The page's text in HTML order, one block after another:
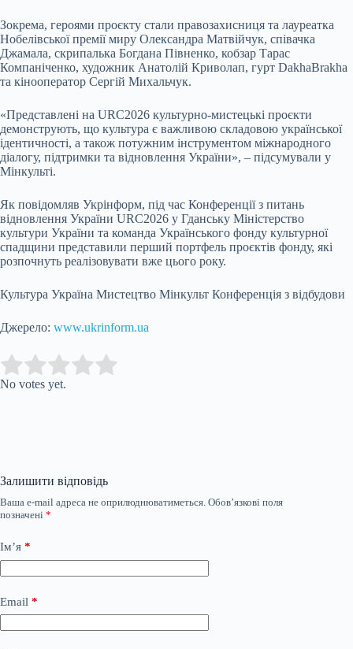
Зокрема, героями проєкту стали правозахисниця та лауреатка
Нобелівської премії миру Олександра Матвійчук, співачка
Джамала, скрипалька Богдана Півненко, кобзар Тарас
Компаніченко, художник Анатолій Криволап, гурт DakhaBrakha
та кінооператор Сергій Михальчук.
«Представлені на URC2026 культурно-мистецькі проєкти
демонструють, що культура є важливою складовою української
ідентичності, а також потужним інструментом міжнародного
діалогу, підтримки та відновлення України», – підсумували у
Мінкульті.
Як повідомляв Укрінформ, під час Конференції з питань
відновлення України URC2026 у Гданську Міністерство
культури України та команда Українського фонду культурної
спадщини представили перший портфель проєктів фонду, які
розпочнуть реалізовувати вже цього року.
Культура Україна Мистецтво Мінкульт Конференція з відбудови
Джерело: www.ukrinform.ua
Rate this item:
No votes yet.
Залишити відповідь
Ваша e-mail адреса не оприлюднюватиметься. Обов’язкові поля
позначені *
Ім’я *
Email *